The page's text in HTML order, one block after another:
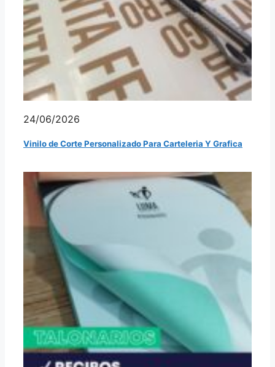
24/06/2026
Vinilo de Corte Personalizado Para Carteleria Y Grafica